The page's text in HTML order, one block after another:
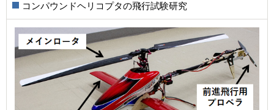
コンパウンドヘリコプタの飛行試験研究